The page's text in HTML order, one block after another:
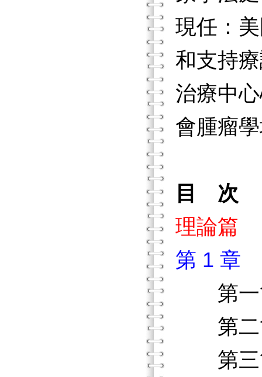
現任：
和支持
治療中
會腫瘤
目 次
理論篇
第 1 章
第
第二
第三